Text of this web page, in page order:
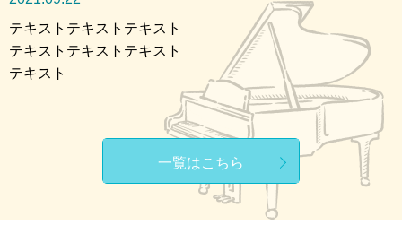
テキストテキストテキスト
テキストテキストテキスト
テキスト
一覧はこちら